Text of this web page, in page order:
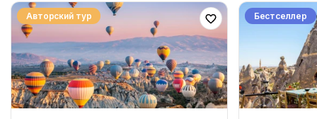
Авторский тур Бестселлер